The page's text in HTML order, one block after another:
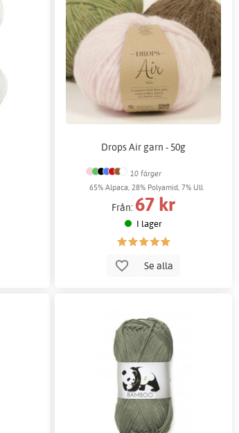
Drops Air garn - 50g
10 färger
65% Alpaca, 28% Polyamid, 7% Ull
Från: 67 kr
I lager
Se alla